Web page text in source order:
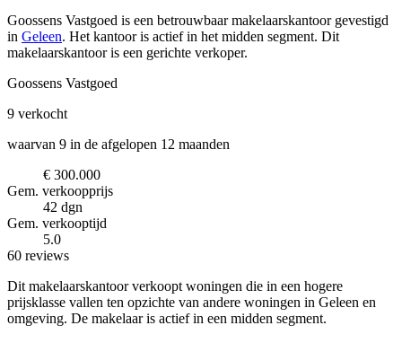
Goossens Vastgoed is een betrouwbaar makelaarskantoor gevestigd
in Geleen. Het kantoor is actief in het midden segment. Dit
makelaarskantoor is een gerichte verkoper.
Goossens Vastgoed
9 verkocht
waarvan 9 in de afgelopen 12 maanden
€ 300.000
Gem. verkoopprijs
42 dgn
Gem. verkooptijd
5.0
60 reviews
Dit makelaarskantoor verkoopt woningen die in een hogere
prijsklasse vallen ten opzichte van andere woningen in Geleen en
omgeving. De makelaar is actief in een midden segment.